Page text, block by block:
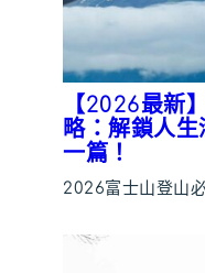
【2026最新
略：解鎖人
一篇！
2026富士山登山